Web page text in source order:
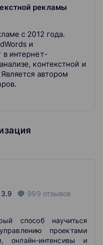
рекламы
с 2012 года.
и
в интернет-
контекстной и
автором
3.9 999 отзывов
способ научиться
проектами
онлайн-интенсивы и